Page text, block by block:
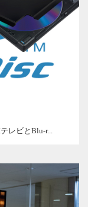
レビとBlu-r...